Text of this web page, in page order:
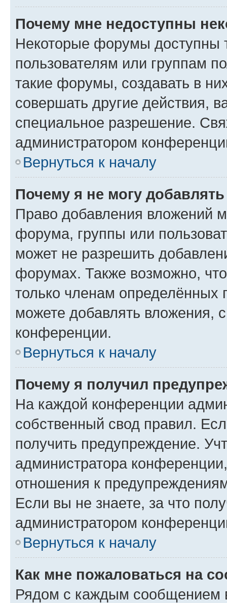
Почему мне недоступны
Некоторые форумы доступны
пользователям или группам
такие форумы, создавать в
совершать другие действия,
специальное разрешение.
администратором
Вернуться к началу
Почему я не могу
Право добавления вложений
форума, группы или
может не разрешить
форумах. Также возможно,
только членам определённых
можете добавлять вложения,
конференции.
Вернуться к началу
Почему я получил
На каждой конференции
собственный свод правил.
получить предупреждение.
администратора
отношения к
Если вы не знаете, за что
администратором
Вернуться к началу
Как мне пожаловаться на
Рядом с каждым сообщением